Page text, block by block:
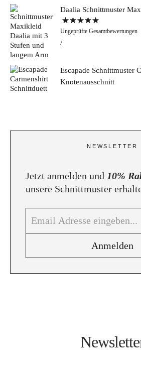
Daalia Schnittmuster
Bewertet mit
5.00von 5
Ungeprüfte Gesamtbewertungen
Escapade Schnittmuster
Knotenausschnitt
NEWSLETTER
Jetzt anmelden und 10%
unsere Schnittmuster